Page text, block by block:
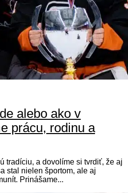
alebo ako v
prácu, rodinu a
tradíciu, a dovolíme si tvrdiť, že aj
stal nielen športom, ale aj
Prinášame...